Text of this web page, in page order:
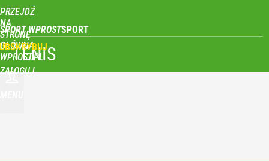
PRZEJDŹ
NA
STRONĘ
GŁÓWNĄ
WPROST.PL
SPORT WPROST
ZALOGUJ
TENIS